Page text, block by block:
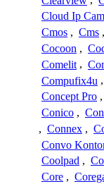
Cloud Ip
Cmos , Cms ,
Cocoon ,
Comelit ,
Compufix4u ,
Concept Pro ,
Conico ,
, Connex ,
Convo
Coolpad ,
Core ,